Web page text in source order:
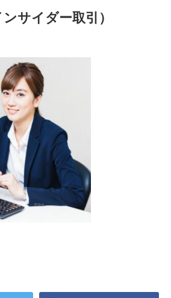
サイダー取引）